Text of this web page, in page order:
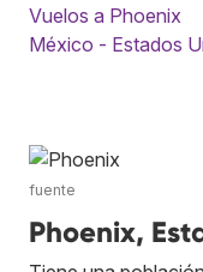
Vuelos a Phoenix
México - Estados
fuente
Phoenix,